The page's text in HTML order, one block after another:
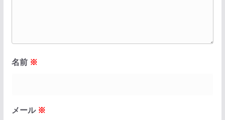
名前 ※
メール ※